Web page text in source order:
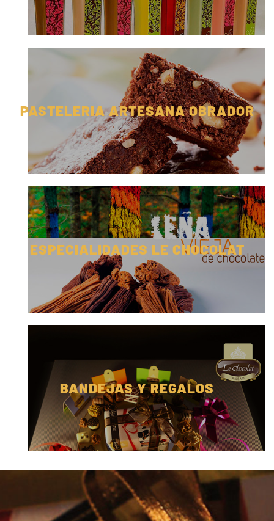
PASTELERIA ARTESANA OBRADOR
ESPECIALIDADES LE CHOCOLAT
BANDEJAS Y REGALOS